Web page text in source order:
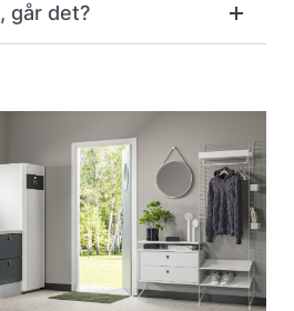
går det?